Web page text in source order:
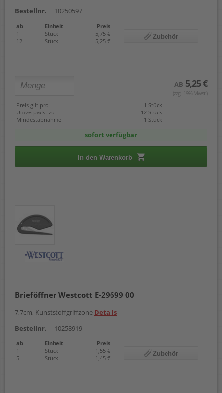
Bestellnr.
10250597
ab Einheit
Preis
1
Stück
5,75 €
12
Stück 5,25 €
Zubehör
AB 5,25 €
(zzgl. 19% Mwst.)
Preis gilt pro
1 Stück
Umverpackt zu
12 Stück
Mindestabnahme
1 Stück
sofort verfügbar
In den Warenkorb
Brieföffner Westcott E-29699 00
7,7cm, Kunststoffgriffzone Details
Bestellnr.
10258919
ab Einheit
Preis
1
Stück
1,55 €
5
Stück 1,45 €
Zubehör